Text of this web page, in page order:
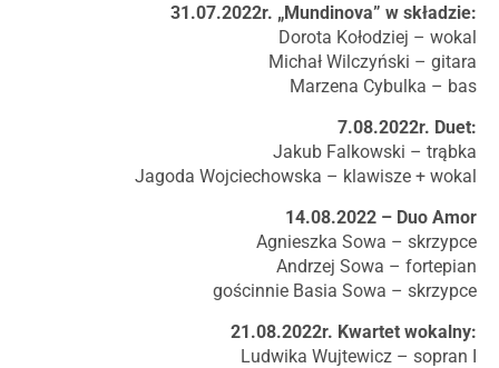
31.07.2022r. „Mundinova” w składzie:
Dorota Kołodziej – wokal
Michał Wilczyński – gitara
Marzena Cybulka – bas
7.08.2022r. Duet:
Jakub Falkowski – trąbka
Jagoda Wojciechowska – klawisze + wokal
14.08.2022 – Duo Amor
Agnieszka Sowa – skrzypce
Andrzej Sowa – fortepian
gościnnie Basia Sowa – skrzypce
21.08.2022r. Kwartet wokalny:
Ludwika Wujtewicz – sopran I